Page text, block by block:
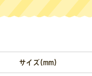
サイズ(mm)